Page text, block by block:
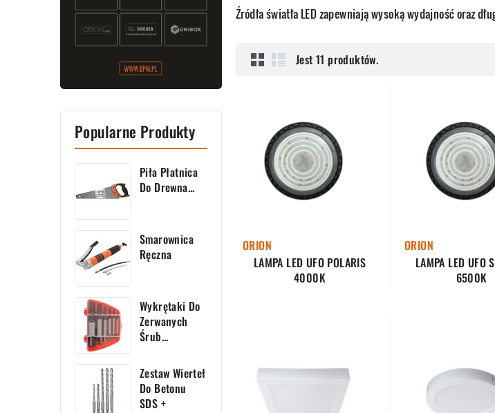
Popularne Produkty
Piła Płatnica
Do Drewna...
Smarownica
Ręczna
Wykrętaki Do
Zerwanych
Śrub...
Zestaw Wierteł
Do Betonu
SDS +
Źródła światła LED zapewniają wysoką wydajność oraz
Jest 11 produktów.
ORION
LAMPA LED UFO POLARIS
4000K
ORION
LAMPA LED UFO
6500K